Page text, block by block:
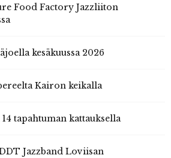
Food Factory Jazzliiton
kesäkuussa 2026
Kairon keikalla
14 tapahtuman kattauksella
Jazzband Loviisan